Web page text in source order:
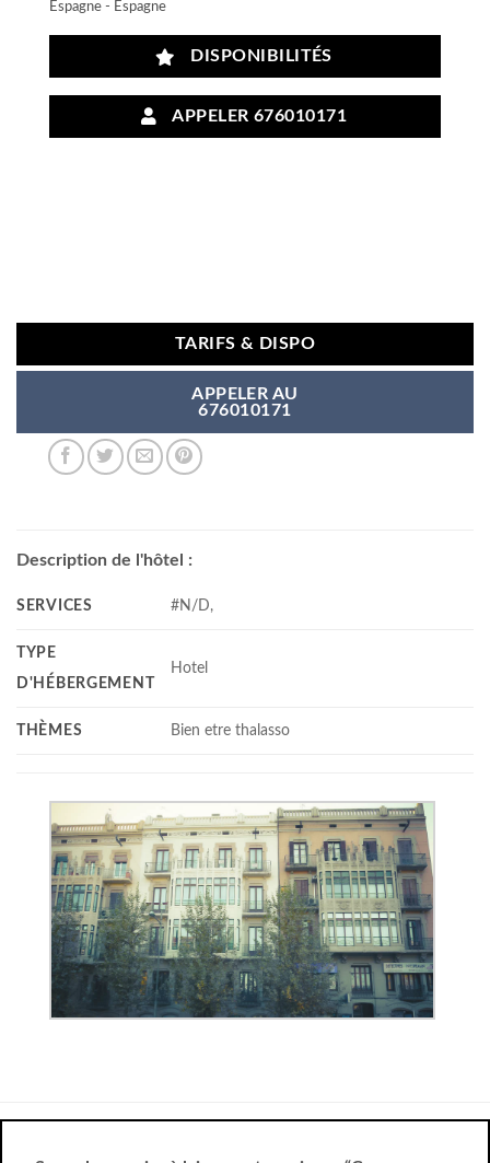
Espagne - Espagne
DISPONIBILITÉS
APPELER 676010171
TARIFS & DISPO
APPELER AU
676010171
Description de l'hôtel :
SERVICES #N/D,
TYPE
D'HÉBERGEMENT
Hotel
THÈMES Bien etre thalasso